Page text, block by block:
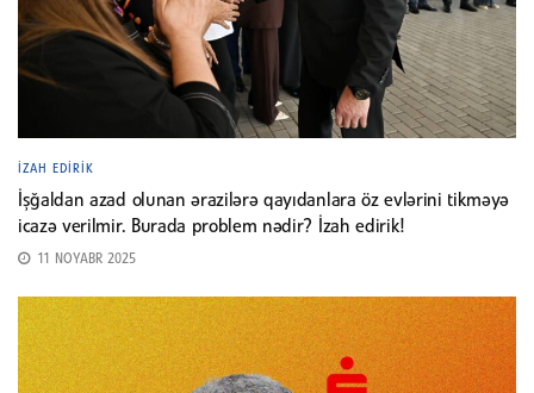
İZAH EDIRIK
İşğaldan azad olunan ərazilərə qayıdanlara öz evlərini tikməyə
icazə verilmir. Burada problem nədir? İzah edirik!
11 NOYABR 2025